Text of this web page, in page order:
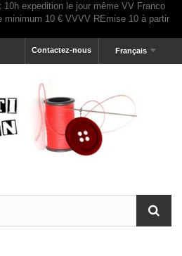
Français
Contactez-nous